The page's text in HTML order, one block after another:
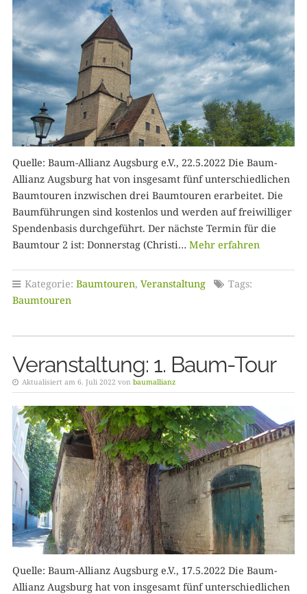
Quelle: Baum-Allianz Augsburg e.V., 22.5.2022 Die Baum-
Allianz Augsburg hat von insgesamt fünf unterschiedlichen
Baumtouren inzwischen drei Baumtouren erarbeitet. Die
Baumführungen sind kostenlos und werden auf freiwilliger
Spendenbasis durchgeführt. Der nächste Termin für die
Baumtour 2 ist: Donnerstag (Christi… Mehr erfahren
Kategorie: Baumtouren, Veranstaltung
Tags:
Baumtouren
Veranstaltung: 1. Baum-Tour
Aktualisiert am 6. Juli 2022 von baumallianz
Quelle: Baum-Allianz Augsburg e.V., 17.5.2022 Die Baum-
Allianz Augsburg hat von insgesamt fünf unterschiedlichen